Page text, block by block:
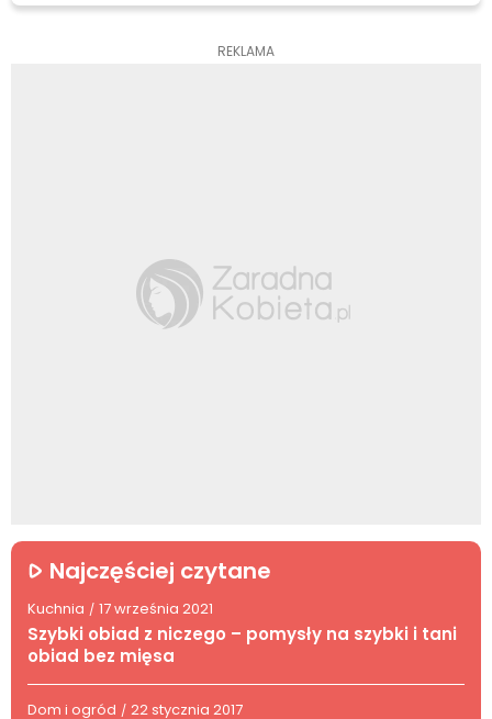
REKLAMA
Najczęściej czytane
Kuchnia / 17 września 2021
Szybki obiad z niczego – pomysły na szybki i tani
obiad bez mięsa
Dom i ogród / 22 stycznia 2017